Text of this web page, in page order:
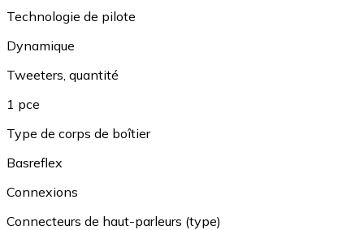
Technologie de pilote
Dynamique
Tweeters, quantité
1 pce
Type de corps de boîtier
Basreflex
Connexions
Connecteurs de haut-parleurs (type)